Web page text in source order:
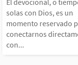
el
el
para
El devocional, o
solas con Dios, es un
momento reservado
conectarnos
con...